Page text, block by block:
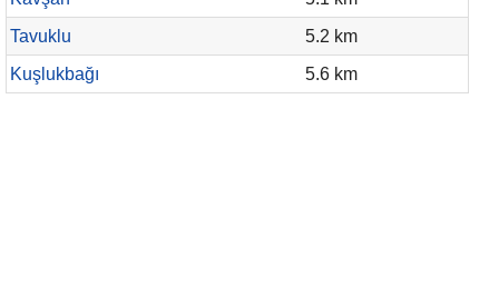
Tavuklu
5.2 km
Kuşlukbağı
5.6 km